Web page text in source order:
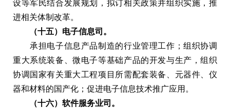
设等军民结合发展规划，拟订相关政策并组织实施，推
进相关体制改革。
（十五）电子信息司。
承担电子信息产品制造的行业管理工作；组织协调
重大系统装备、微电子等基础产品的开发与生产，组织
协调国家有关重大工程项目所需配套装备、元器件、仪
器和材料的国产化；促进电子信息技术推广应用。
（十六）软件服务业司。